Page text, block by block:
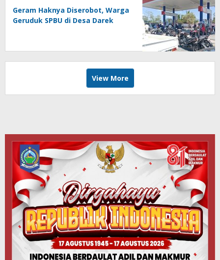
Geram Haknya Diserobot, Warga
Geruduk SPBU di Desa Darek
View More